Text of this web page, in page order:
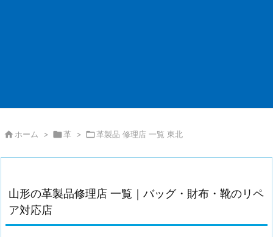
 ホーム > 革 > 革製品 修理店 一覧 東北
山形の革製品修理店 一覧｜バッグ・財布・靴のリペ
ア対応店